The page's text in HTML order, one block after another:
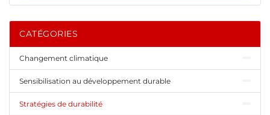
CATÉGORIES
Changement climatique
Sensibilisation au développement durable
Stratégies de durabilité